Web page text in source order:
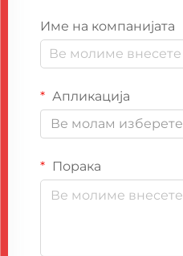
Име на компанијата
Апликација
Ве молам изберете
Порака